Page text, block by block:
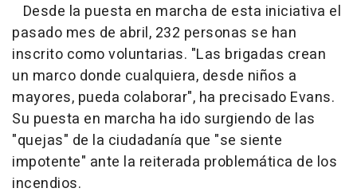
Desde la puesta en marcha de esta iniciativa el
pasado mes de abril, 232 personas se han
inscrito como voluntarias. "Las brigadas crean
un marco donde cualquiera, desde niños a
mayores, pueda colaborar", ha precisado Evans.
Su puesta en marcha ha ido surgiendo de las
"quejas" de la ciudadanía que "se siente
impotente" ante la reiterada problemática de los
incendios.